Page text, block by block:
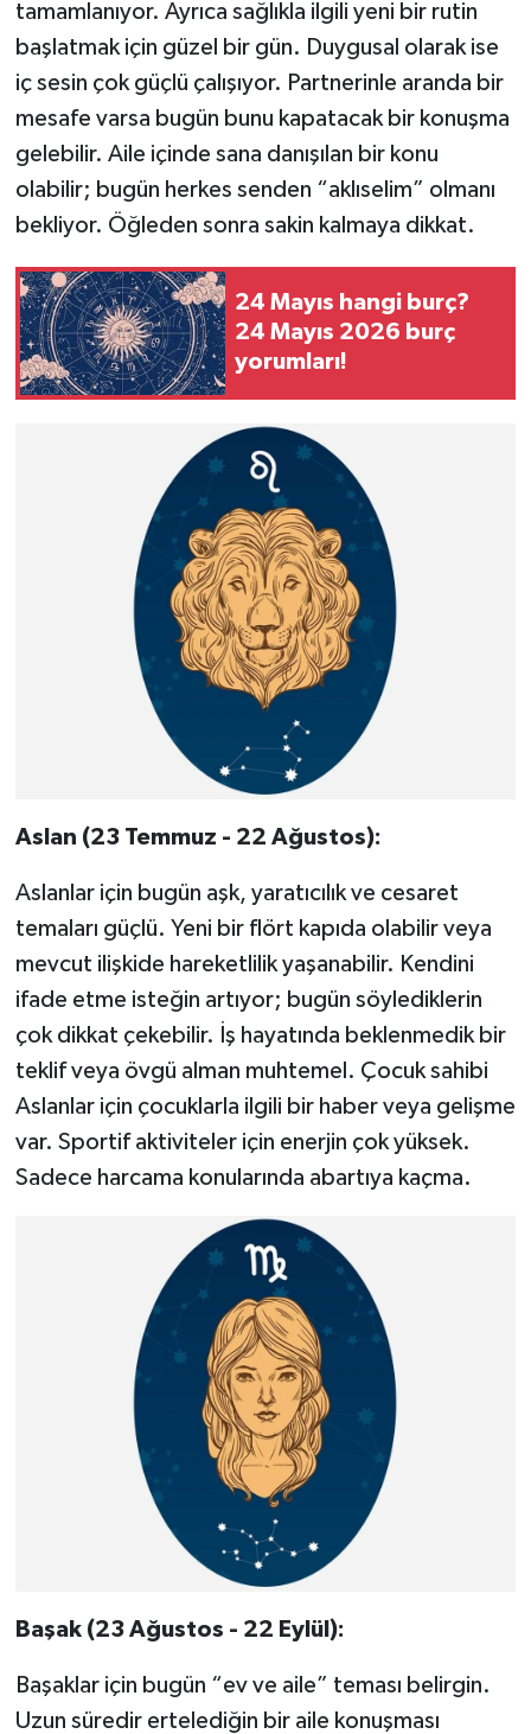
tamamlanıyor. Ayrıca sağlıkla ilgili yeni bir rutin
başlatmak için güzel bir gün. Duygusal olarak ise
iç sesin çok güçlü çalışıyor. Partnerinle aranda bir
mesafe varsa bugün bunu kapatacak bir konuşma
gelebilir. Aile içinde sana danışılan bir konu
olabilir; bugün herkes senden “aklıselim” olmanı
bekliyor. Öğleden sonra sakin kalmaya dikkat.
24 Mayıs hangi burç?
24 Mayıs 2026 burç
yorumları!
Aslan (23 Temmuz - 22 Ağustos):
Aslanlar için bugün aşk, yaratıcılık ve cesaret
temaları güçlü. Yeni bir flört kapıda olabilir veya
mevcut ilişkide hareketlilik yaşanabilir. Kendini
ifade etme isteğin artıyor; bugün söylediklerin
çok dikkat çekebilir. İş hayatında beklenmedik bir
teklif veya övgü alman muhtemel. Çocuk sahibi
Aslanlar için çocuklarla ilgili bir haber veya gelişme
var. Sportif aktiviteler için enerjin çok yüksek.
Sadece harcama konularında abartıya kaçma.
Başak (23 Ağustos - 22 Eylül):
Başaklar için bugün “ev ve aile” teması belirgin.
Uzun süredir ertelediğin bir aile konuşması